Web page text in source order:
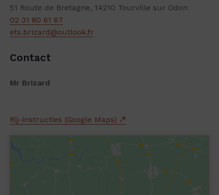
51 Route de Bretagne, 14210 Tourville sur Odon
02 31 80 61 67
ets.brizard@outlook.fr
Contact
Mr Brizard
Rij-instructies (Google Maps)